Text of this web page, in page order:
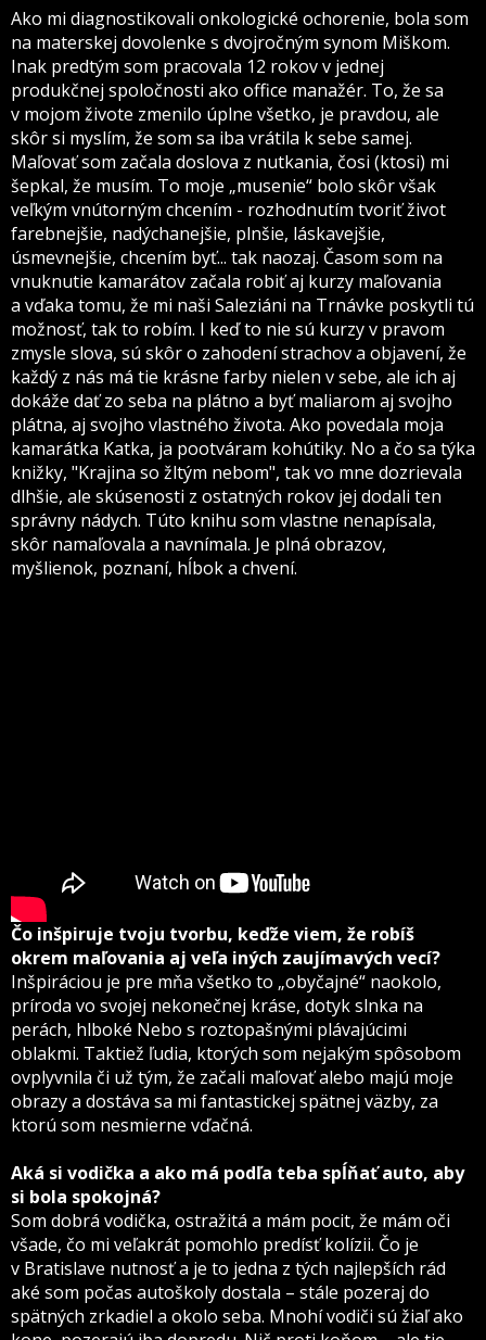
Ako mi diagnostikovali onkologické ochorenie, bola som
na materskej dovolenke s dvojročným synom Miškom.
Inak predtým som pracovala 12 rokov v jednej
produkčnej spoločnosti ako office manažér. To, že sa
v mojom živote zmenilo úplne všetko, je pravdou, ale
skôr si myslím, že som sa iba vrátila k sebe samej.
Maľovať som začala doslova z nutkania, čosi (ktosi) mi
šepkal, že musím. To moje „musenie“ bolo skôr však
veľkým vnútorným chcením - rozhodnutím tvoriť život
farebnejšie, nadýchanejšie, plnšie, láskavejšie,
úsmevnejšie, chcením byť... tak naozaj. Časom som na
vnuknutie kamarátov začala robiť aj kurzy maľovania
a vďaka tomu, že mi naši Saleziáni na Trnávke poskytli tú
možnosť, tak to robím. I keď to nie sú kurzy v pravom
zmysle slova, sú skôr o zahodení strachov a objavení, že
každý z nás má tie krásne farby nielen v sebe, ale ich aj
dokáže dať zo seba na plátno a byť maliarom aj svojho
plátna, aj svojho vlastného života. Ako povedala moja
kamarátka Katka, ja pootváram kohútiky. No a čo sa týka
knižky, "Krajina so žltým nebom", tak vo mne dozrievala
dlhšie, ale skúsenosti z ostatných rokov jej dodali ten
správny nádych. Túto knihu som vlastne nenapísala,
skôr namaľovala a navnímala. Je plná obrazov,
myšlienok, poznaní, hĺbok a chvení.
Čo inšpiruje tvoju tvorbu, keďže viem, že robíš
okrem maľovania aj veľa iných zaujímavých vecí?
Inšpiráciou je pre mňa všetko to „obyčajné“ naokolo,
príroda vo svojej nekonečnej kráse, dotyk slnka na
perách, hlboké Nebo s roztopašnými plávajúcimi
oblakmi. Taktiež ľudia, ktorých som nejakým spôsobom
ovplyvnila či už tým, že začali maľovať alebo majú moje
obrazy a dostáva sa mi fantastickej spätnej väzby, za
ktorú som nesmierne vďačná.
Aká si vodička a ako má podľa teba spĺňať auto, aby
si bola spokojná?
Som dobrá vodička, ostražitá a mám pocit, že mám oči
všade, čo mi veľakrát pomohlo predísť kolízii. Čo je
v Bratislave nutnosť a je to jedna z tých najlepších rád
aké som počas autoškoly dostala – stále pozeraj do
spätných zrkadiel a okolo seba. Mnohí vodiči sú žiaľ ako